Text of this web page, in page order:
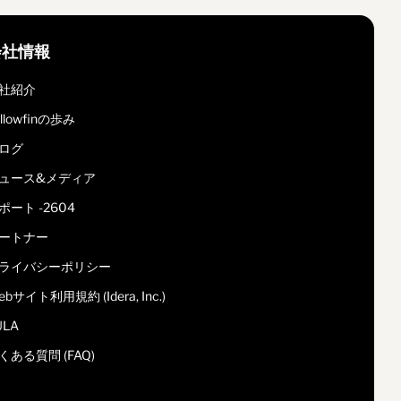
情報
紹介
の歩み
グ
ース&メディア
ート -2604
トナー
イバシーポリシー
サイト利用規約 (Idera, Inc.)
ある質問 (FAQ)